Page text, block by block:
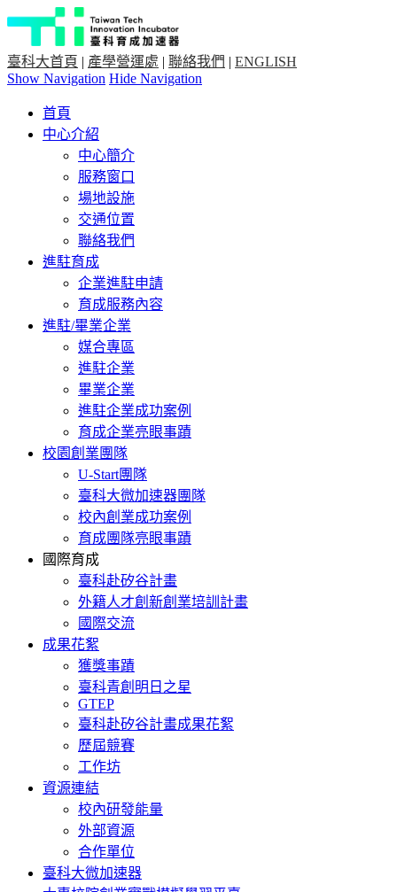
臺科大首頁 | 產學營運處 | 聯絡我們 | ENGLISH
Show Navigation Hide Navigation
首頁
中心介紹
中心簡介
服務窗口
場地設施
交通位置
聯絡我們
進駐育成
企業進駐申請
育成服務內容
進駐/畢業企業
媒合專區
進駐企業
畢業企業
進駐企業成功案例
育成企業亮眼事蹟
校園創業團隊
U-Start團隊
臺科大微加速器團隊
校內創業成功案例
育成團隊亮眼事蹟
國際育成
臺科赴矽谷計畫
外籍人才創新創業培訓計畫
國際交流
成果花絮
獲獎事蹟
臺科青創明日之星
GTEP
臺科赴矽谷計畫成果花絮
歷屆競賽
工作坊
資源連結
校內研發能量
外部資源
合作單位
臺科大微加速器